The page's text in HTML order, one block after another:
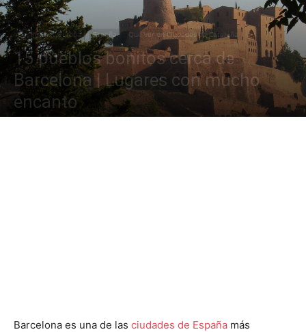
Destinos Europa España Qué ver en Ciudades de Cataluña
15 pueblos bonitos cerca de
Barcelona | Lugares con mucho
encanto
Barcelona es una de las ciudades de España más